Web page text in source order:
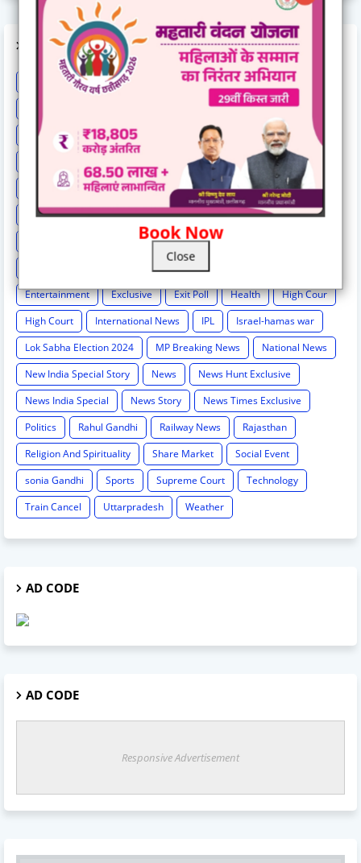
Book Now
Close
LABELS
Astrology BCCI Big breaking Bilaspur
Bilaspur New
Bilaspur-hindi-news
Breaking
Breaking News Cg Breaking
CG exclusive
CG politics
Chattisgarh news
Chhattisgarh
Chhattisgarh Breaking
Chhattisgarh New
Chhattisgarh News
Chhattisgarh News.
Chhattisgarh-news-update
Election Result
Entertainment
Exclusive Exit Poll Health
High Cour
High Court
International News IPL
Israel-hamas war
Lok Sabha Election 2024
MP Breaking News
National News
New India Special Story
News
News Hunt Exclusive
News India Special
News Story
News Times Exclusive
Politics
Rahul Gandhi Railway News
Rajasthan
Religion And Spirituality
Share Market
Social Event
sonia Gandhi
Sports Supreme Court
Technology
Train Cancel
Uttarpradesh Weather
AD CODE
AD CODE
Responsive Advertisement